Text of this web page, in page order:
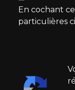
En cochant
particulières